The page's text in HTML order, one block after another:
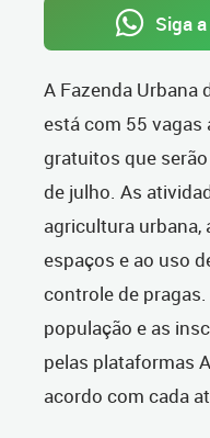
Siga
A Fazenda Urbana
está com 55 vagas
gratuitos que
de julho. As
agricultura urbana,
espaços e ao uso
controle de
população e as
pelas plataformas
acordo com cada